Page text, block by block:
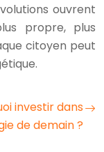
ouvrent
propre, plus
citoyen peut
investir dans
de demain ?